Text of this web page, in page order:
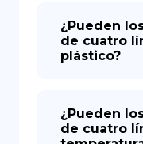
¿Pueden
de cuatro
plástico?
¿Pueden
de cuatro